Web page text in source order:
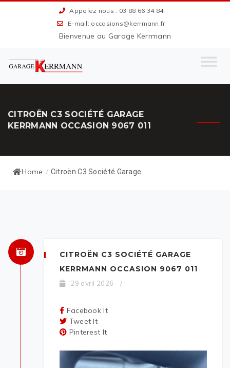
Appelez nous : 03 88 66 34 84
E-mail: occasions@kerrmann.fr
Bienvenue au Garage Kerrmann
CITROËN C3 SOCIÉTÉ GARAGE
KERRMANN OCCASION 9067 011
Home / Citroën C3 Société Garage...
CITROËN C3 SOCIÉTÉ GARAGE
KERRMANN OCCASION 9067 011
29 avril 2026 /
Facebook It
Tweet It
Pinterest It